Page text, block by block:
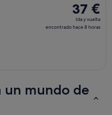
37 €
Ida
y
37 €
Ida y vuelta
encontrado hace 8 horas
un mundo de